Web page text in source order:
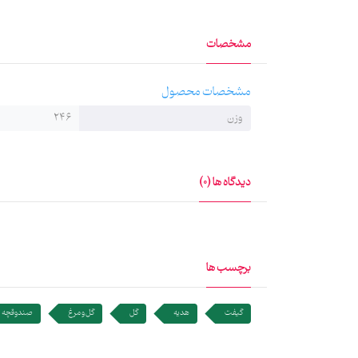
چوب ترمو ضدآب: این جعبه با استفاده از چوب ترمو
ابعاد مناسب و کاربردی: طراحی داخلی این جعبه
مشخصات
مشخصات محصول
وزن 246
دیدگاه ها (0)
برچسب ها
گیفت هدیه گل گل و مرغ صندوقچه